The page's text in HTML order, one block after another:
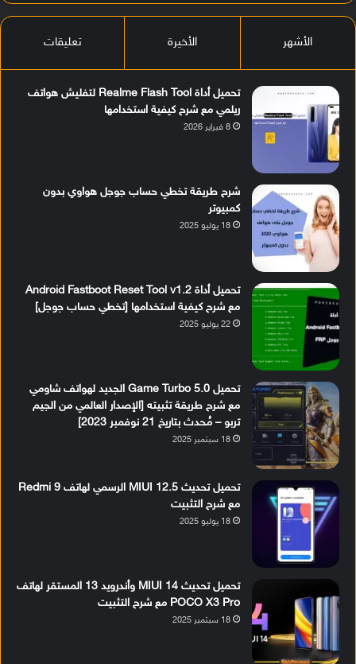
الأشهر الأخيرة تعليقات
تحميل أداة Realme Flash Tool لتفليش هواتف
ريلمي مع شرح كيفية استخدامها
8 فبراير 2026
شرح طريقة تخطي حساب جوجل هواوي بدون
كمبيوتر
18 يوليو 2025
تحميل أداة Android Fastboot Reset Tool v1.2
مع شرح كيفية استخدامها [تخطي حساب جوجل]
22 يوليو 2025
تحميل Game Turbo 5.0 الجديد لهواتف شاومي
مع شرح طريقة تثبيته [الإصدار العالمي من الجيم
تربو – مُحدث بتاريخ 21 نوفمبر 2023]
18 سبتمبر 2025
تحميل تحديث MIUI 12.5 الرسمي لهاتف Redmi 9
مع شرح التثبيت
18 يوليو 2025
تحميل تحديث MIUI 14 وأندرويد 13 المستقر لهاتف
POCO X3 Pro مع شرح التثبيت
18 سبتمبر 2025